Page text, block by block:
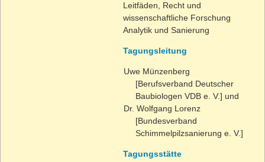
Leitfäden, Recht und
wissenschaftliche Forschung
Analytik und Sanierung
Tagungsleitung
Uwe Münzenberg
[Berufsverband Deutscher
Baubiologen VDB e. V.] und
Dr. Wolfgang Lorenz
[Bundesverband
Schimmelpilzsanierung e. V.]
Tagungsstätte